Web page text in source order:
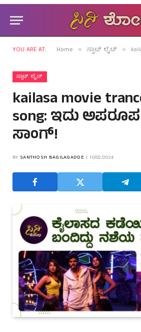
YOU ARE AT: Home » ಸ್ಪಾಟ್ ಲೈಟ್ »
ಸ್ಪಾಟ್ ಲೈಟ್
kailasa movie
song: ಇದು
ಸಾಂಗ್!
BY SANTHOSH BAGILAGADDE 10/02/2024